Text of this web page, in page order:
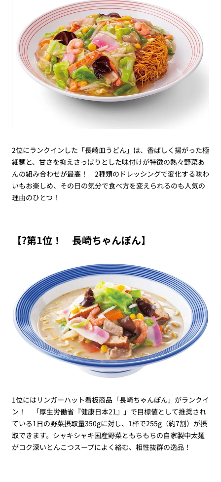
2位にランクインした「長崎皿うどん」は、香ばしく揚がった極
細麺と、甘さを抑えさっぱりとした味付けが特徴の熱々野菜あ
んの組み合わせが最高！ 2種類のドレッシングで変化する味わ
いもお楽しめ、その日の気分で食べ方を変えられるのも人気の
理由のひとつ！
【?第1位！ 長崎ちゃんぽん】
1位にはリンガーハット看板商品「長崎ちゃんぽん」がランクイ
ン！ 「厚生労働省『健康日本21』」で目標値として推奨され
ている1日の野菜摂取量350gに対し、1杯で255g（約7割）が摂
取できます。シャキシャキ国産野菜ともちもちの自家製中太麺
がコク深いとんこつスープによく絡む、相性抜群の逸品！